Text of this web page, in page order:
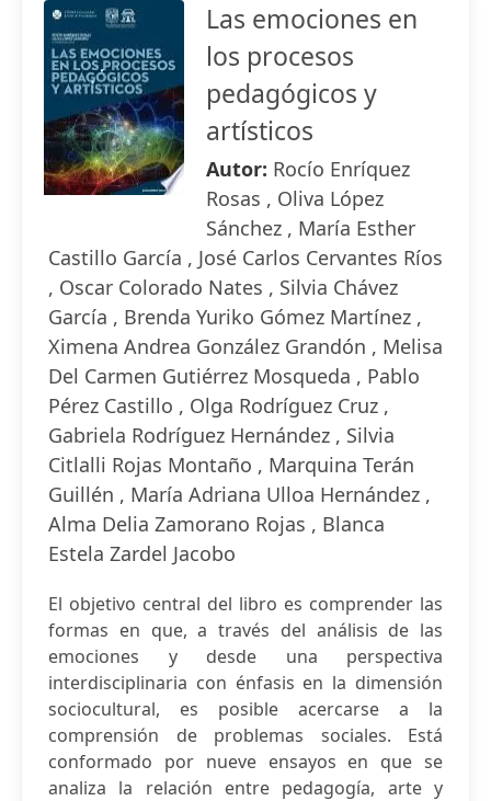
Las emociones en
los procesos
pedagógicos y
artísticos
Autor: Rocío Enríquez
Rosas , Oliva López
Sánchez , María Esther
Castillo García , José Carlos Cervantes Ríos
, Oscar Colorado Nates , Silvia Chávez
García , Brenda Yuriko Gómez Martínez ,
Ximena Andrea González Grandón , Melisa
Del Carmen Gutiérrez Mosqueda , Pablo
Pérez Castillo , Olga Rodríguez Cruz ,
Gabriela Rodríguez Hernández , Silvia
Citlalli Rojas Montaño , Marquina Terán
Guillén , María Adriana Ulloa Hernández ,
Alma Delia Zamorano Rojas , Blanca
Estela Zardel Jacobo
El objetivo central del libro es comprender las
formas en que, a través del análisis de las
emociones y desde una perspectiva
interdisciplinaria con énfasis en la dimensión
sociocultural, es posible acercarse a la
comprensión de problemas sociales. Está
conformado por nueve ensayos en que se
analiza la relación entre pedagogía, arte y